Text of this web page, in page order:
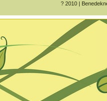
? 2010 |